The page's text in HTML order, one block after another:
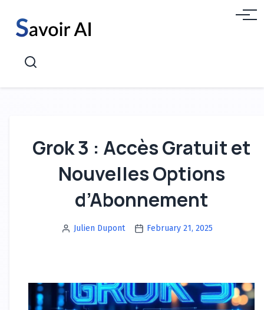
contenu
Menu
Recherche
Grok 3 : Accès Gratuit et
Nouvelles Options
d’Abonnement
Julien Dupont February 21, 2025